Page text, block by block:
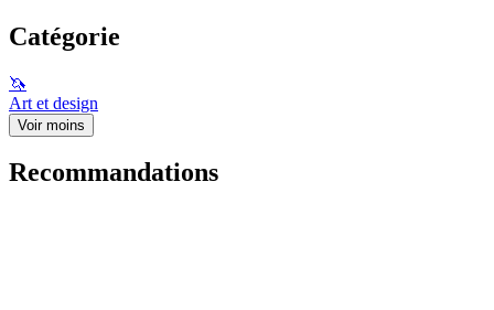
Catégorie
🦄
Art et design
Voir moins
Recommandations